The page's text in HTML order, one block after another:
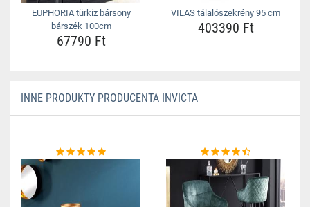
EUPHORIA türkiz bársony
bárszék 100cm
67790 Ft
VILAS tálalószekrény 95 cm
403390 Ft
INNE PRODUKTY PRODUCENTA INVICTA